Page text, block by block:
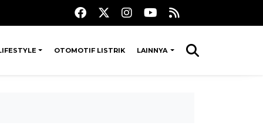
OTOMOTIF LISTRIK LAINNYA